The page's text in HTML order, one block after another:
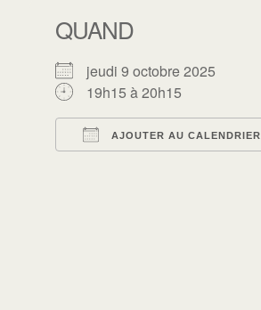
QUAND
jeudi 9 octobre 2025
19h15 à 20h15
AJOUTER AU CALENDRIER